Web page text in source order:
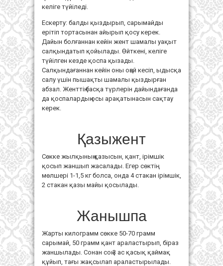
келіге түйіледі.
Ескерту: балды қыздырып, сарымайды
ерітіп тортасынан айырып қосу керек.
Дайын болғаннан кейін жент шамалы уақыт
салқындатып қойылады. Өйткені, келіге
түйілген кезде қоспа қызады.
Салқындағаннан кейін оны оңай кесіп, ыдысқа
салу үшін пышақты шамалы қыздырған
абзал. Женттің басқа түрлерін дайындағанда
да қоспалардың осы арақатынасын сақтау
керек.
Қазыжент
Сөкке жылқының қазысын, қант, ірімшік
қосып жаншып жасалады. Егер сөктің
мөлшері 1-1,5 кг болса, онда 4 стакан ірімшік,
2 стакан қазы майы қосылады.
Жанышпа
Жарты килограмм сөкке 50-70 грамм
сарымай, 50 грамм қант араластырып, біраз
жаншылады. Сонан соң 3 ас қасық қаймақ
құйып, тағы жақсылап араластырылады.